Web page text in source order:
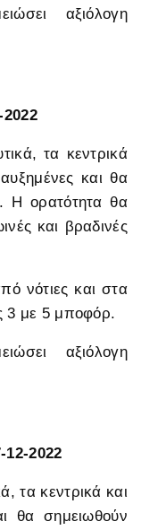
αξιόλογη
τα κεντρικά
και θα
Η ορατότητα θα
και βραδινές
νότιες και στα
3 με 5 μποφόρ.
αξιόλογη
2022
τα κεντρικά και
θα σημειωθούν